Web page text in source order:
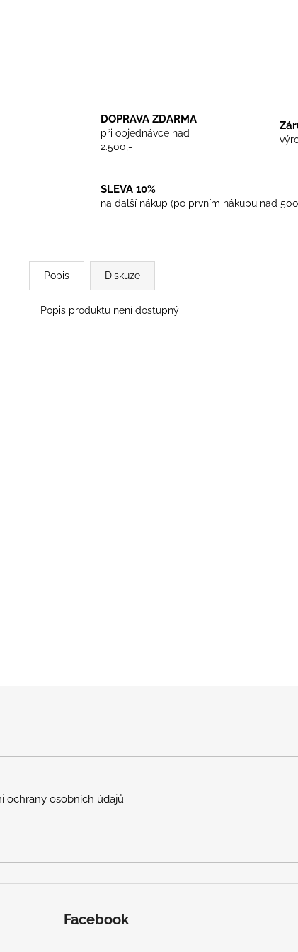
DOPRAVA ZDARMA
při objednávce nad
2.500,-
SLEVA 10%
na další nákup (po prvním nákupu nad
Popis Diskuze
Popis produktu není dostupný
ochrany osobních údajů
Facebook